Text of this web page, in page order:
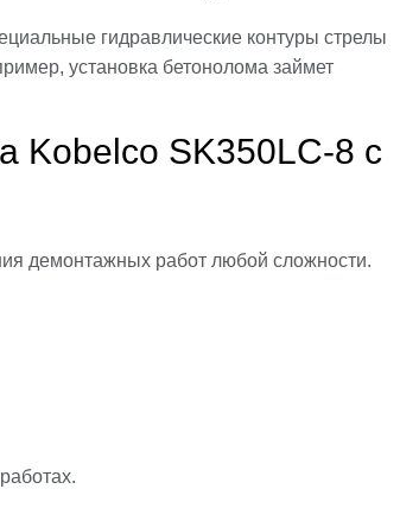
гидравлические контуры стрелы
установка бетонолома займет
Kobelco SK350LC-8 с
демонтажных работ любой сложности.